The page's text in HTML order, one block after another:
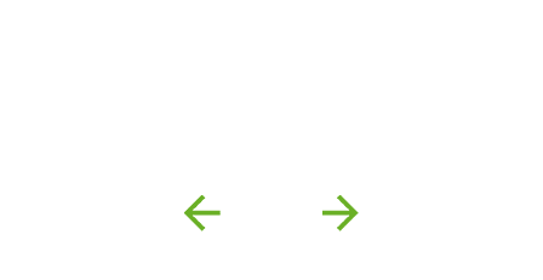
Previous Next